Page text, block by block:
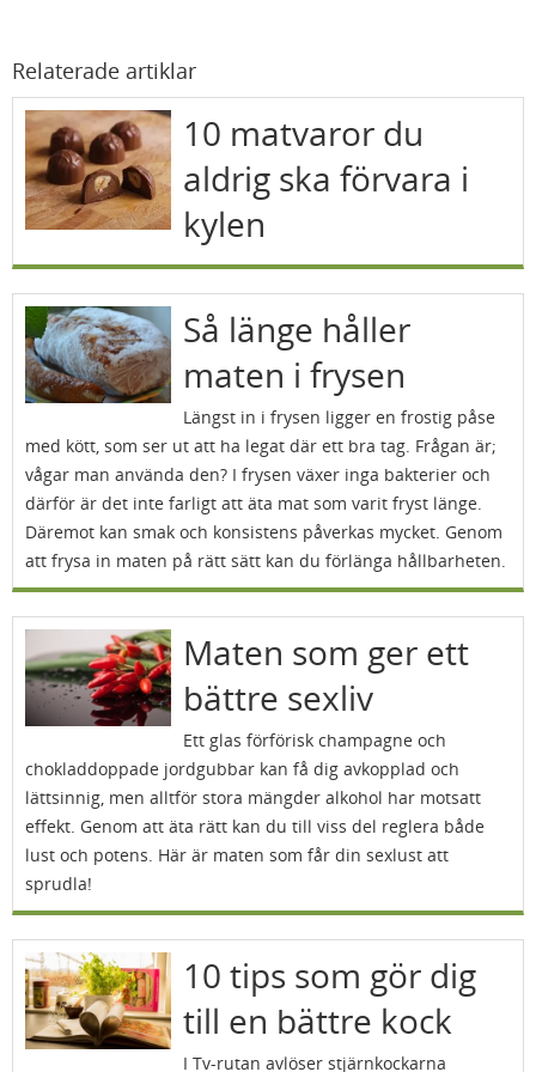
Relaterade artiklar
10 matvaror du
aldrig ska förvara i
kylen
Så länge håller
maten i frysen
Längst in i frysen ligger en frostig påse
med kött, som ser ut att ha legat där ett bra tag. Frågan är;
vågar man använda den? I frysen växer inga bakterier och
därför är det inte farligt att äta mat som varit fryst länge.
Däremot kan smak och konsistens påverkas mycket. Genom
att frysa in maten på rätt sätt kan du förlänga hållbarheten.
Maten som ger ett
bättre sexliv
Ett glas förförisk champagne och
chokladdoppade jordgubbar kan få dig avkopplad och
lättsinnig, men alltför stora mängder alkohol har motsatt
effekt. Genom att äta rätt kan du till viss del reglera både
lust och potens. Här är maten som får din sexlust att
sprudla!
10 tips som gör dig
till en bättre kock
I Tv-rutan avlöser stjärnkockarna